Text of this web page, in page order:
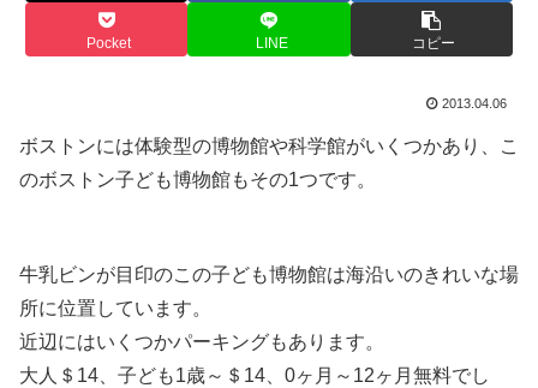
Pocket LINE コピー
2013.04.06
ボストンには体験型の博物館や科学館がいくつかあり、こ
のボストン子ども博物館もその1つです。
牛乳ビンが目印のこの子ども博物館は海沿いのきれいな場
所に位置しています。
近辺にはいくつかパーキングもあります。
大人＄14、子ども1歳～＄14、0ヶ月～12ヶ月無料でし